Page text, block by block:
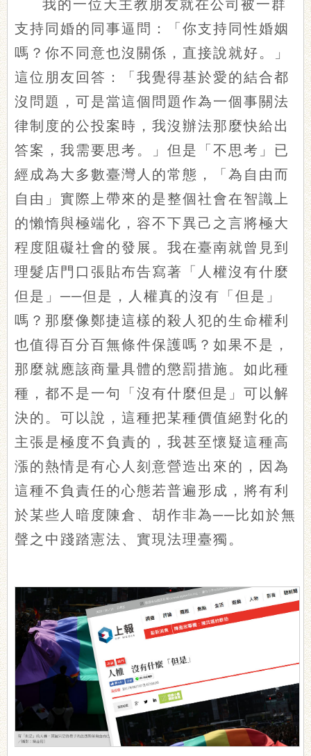
我的一位天主教朋友就在公司被一群
支持同婚的同事逼問：「你支持同性婚姻
嗎？你不同意也沒關係，直接說就好。」
這位朋友回答：「我覺得基於愛的結合都
沒問題，可是當這個問題作為一個事關法
律制度的公投案時，我沒辦法那麼快給出
答案，我需要思考。」但是「不思考」已
經成為大多數臺灣人的常態，「為自由而
自由」實際上帶來的是整個社會在智識上
的懶惰與極端化，容不下異己之言將極大
程度阻礙社會的發展。我在臺南就曾見到
理髮店門口張貼布告寫著「人權沒有什麼
但是」──但是，人權真的沒有「但是」
嗎？那麼像鄭捷這樣的殺人犯的生命權利
也值得百分百無條件保護嗎？如果不是，
那麼就應該商量具體的懲罰措施。如此種
種，都不是一句「沒有什麼但是」可以解
決的。可以說，這種把某種價值絕對化的
主張是極度不負責的，我甚至懷疑這種高
漲的熱情是有心人刻意營造出來的，因為
這種不負責任的心態若普遍形成，將有利
於某些人暗度陳倉、胡作非為──比如於無
聲之中踐踏憲法、實現法理臺獨。